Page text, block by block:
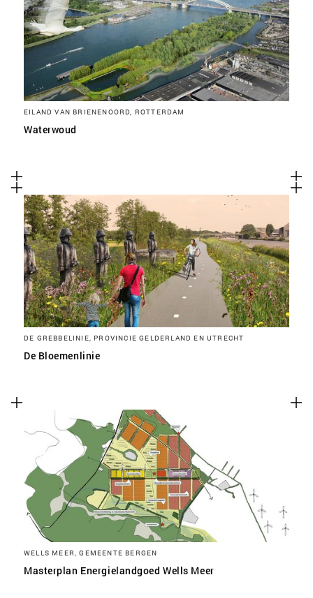
EILAND VAN BRIENENOORD, ROTTERDAM
Waterwoud
DE GREBBELINIE, PROVINCIE GELDERLAND EN UTRECHT
De Bloemenlinie
WELLS MEER, GEMEENTE BERGEN
Masterplan Energielandgoed Wells Meer